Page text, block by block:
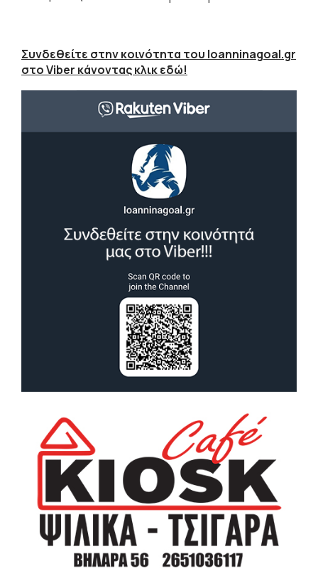
Συνδεθείτε στην κοινότητα του Ioanninagoal.gr
στο Viber κάνοντας κλικ εδώ!